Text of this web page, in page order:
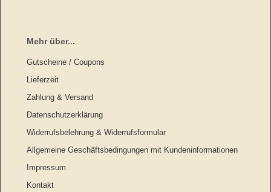
Mehr über...
Gutscheine / Coupons
Lieferzeit
Zahlung & Versand
Datenschutzerklärung
Widerrufsbelehrung & Widerrufsformular
Allgemeine Geschäftsbedingungen mit Kundeninformationen
Impressum
Kontakt